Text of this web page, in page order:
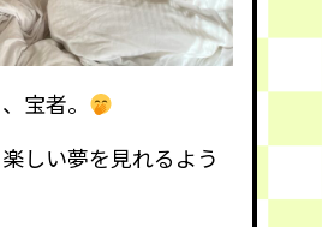
宝者。
しい夢を見れるよう